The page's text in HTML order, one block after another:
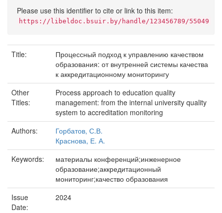
Please use this identifier to cite or link to this item:
https://libeldoc.bsuir.by/handle/123456789/55049
Title:
Процессный подход к управлению качеством
образования: от внутренней системы качества
к аккредитационному мониторингу
Other
Titles:
Process approach to education quality
management: from the internal university quality
system to accreditation monitoring
Authors:
Горбатов, С.В.
Краснова, Е. А.
Keywords:
материалы конференций;инженерное
образование;аккредитационный
мониторинг;качество образования
Issue
Date:
2024